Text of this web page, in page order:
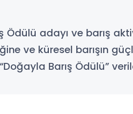
Ödülü adayı ve barış
ve küresel barışın
Barış Ödülü”